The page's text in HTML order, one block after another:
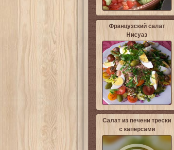
Французский салат
Нисуаз
Салат из печени трески
с каперсами